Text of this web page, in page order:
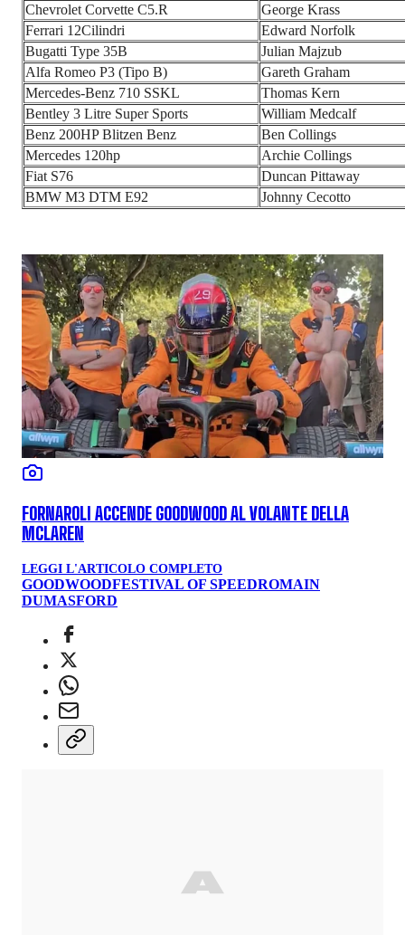
Chevrolet Corvette C5.R
George Krass
Ferrari 12Cilindri
Edward Norfolk
Bugatti Type 35B
Julian Majzub
Alfa Romeo P3 (Tipo B)
Gareth Graham
Mercedes-Benz 710 SSKL
Thomas Kern
Bentley 3 Litre Super Sports
William Medcalf
Benz 200HP Blitzen Benz
Ben Collings
Mercedes 120hp
Archie Collings
Fiat S76
Duncan Pittaway
BMW M3 DTM E92
Johnny Cecotto
FORNAROLI ACCENDE GOODWOOD AL VOLANTE DELLA
MCLAREN
LEGGI L'ARTICOLO COMPLETO
GOODWOODFESTIVAL OF SPEEDROMAIN
DUMASFORD